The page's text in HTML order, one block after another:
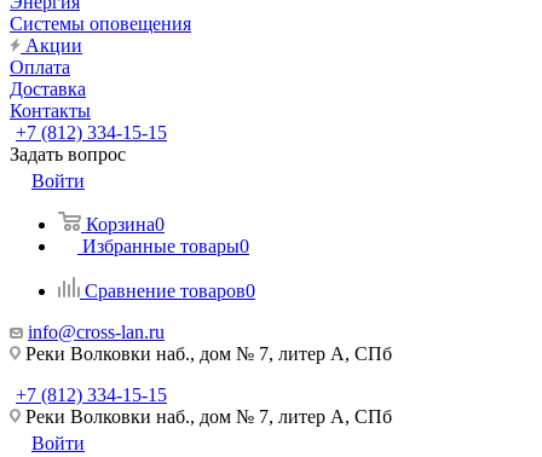
Системы оповещения
Акции
Оплата
Доставка
Контакты
+7 (812) 334-15-15
Задать вопрос
Войти
Корзина0
Избранные товары0
Сравнение товаров0
info@cross-lan.ru
Реки Волковки наб., дом № 7, литер А, СПб
+7 (812) 334-15-15
Реки Волковки наб., дом № 7, литер А, СПб
Войти